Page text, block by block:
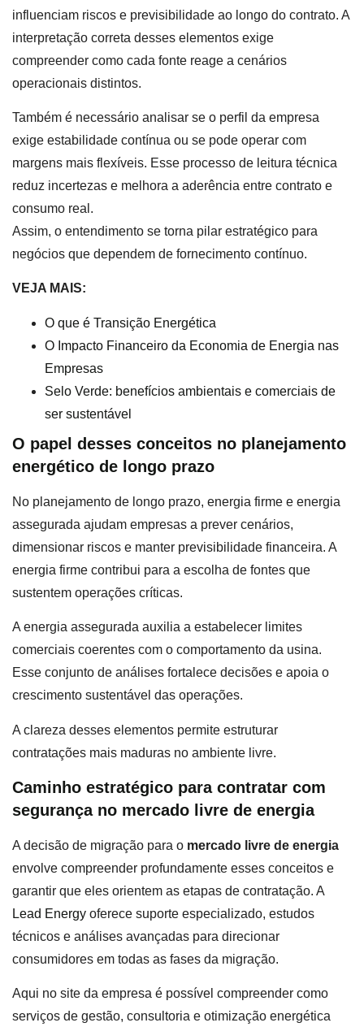
influenciam riscos e previsibilidade ao longo do contrato. A
interpretação correta desses elementos exige
compreender como cada fonte reage a cenários
operacionais distintos.
Também é necessário analisar se o perfil da empresa
exige estabilidade contínua ou se pode operar com
margens mais flexíveis. Esse processo de leitura técnica
reduz incertezas e melhora a aderência entre contrato e
consumo real.
Assim, o entendimento se torna pilar estratégico para
negócios que dependem de fornecimento contínuo.
VEJA MAIS:
O que é Transição Energética
O Impacto Financeiro da Economia de Energia nas
Empresas
Selo Verde: benefícios ambientais e comerciais de
ser sustentável
O papel desses conceitos no planejamento
energético de longo prazo
No planejamento de longo prazo, energia firme e energia
assegurada ajudam empresas a prever cenários,
dimensionar riscos e manter previsibilidade financeira. A
energia firme contribui para a escolha de fontes que
sustentem operações críticas.
A energia assegurada auxilia a estabelecer limites
comerciais coerentes com o comportamento da usina.
Esse conjunto de análises fortalece decisões e apoia o
crescimento sustentável das operações.
A clareza desses elementos permite estruturar
contratações mais maduras no ambiente livre.
Caminho estratégico para contratar com
segurança no mercado livre de energia
A decisão de migração para o mercado livre de energia
envolve compreender profundamente esses conceitos e
garantir que eles orientem as etapas de contratação. A
Lead Energy oferece suporte especializado, estudos
técnicos e análises avançadas para direcionar
consumidores em todas as fases da migração.
Aqui no site da empresa é possível compreender como
serviços de gestão, consultoria e otimização energética